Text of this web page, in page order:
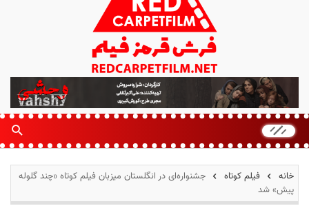
ر
ش
ر
م
ز
خانه فیلم کوتاه
جشنواره‌ای در انگلستان میزبان فیلم کوتاه «چند گلوله
پیش» شد